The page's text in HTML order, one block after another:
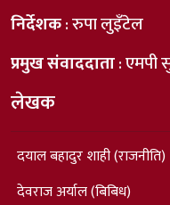
निर्देशक: रुपा लुइँटेल
प्रमुख संवाददाता: एमपी
लेखक
दयाल बहादुर शाही (राजनीति)
देवराज अर्याल (बिबिध)